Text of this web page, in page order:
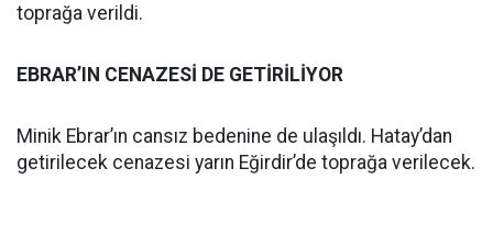
toprağa verildi.
EBRAR’IN CENAZESİ DE GETİRİLİYOR
Minik Ebrar’ın cansız bedenine de ulaşıldı. Hatay’dan
getirilecek cenazesi yarın Eğirdir’de toprağa verilecek.